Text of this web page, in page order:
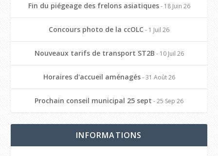
Fin du piégeage des frelons asiatiques- 18 Juin 26
Concours photo de la ccOLC - 1 Juil 26
Nouveaux tarifs de transport ST2B - 10 Juil 26
Horaires d'accueil aménagés- 31 Août 26
Prochain conseil municipal 25 sept - 25 Sep 26
INFORMATIONS